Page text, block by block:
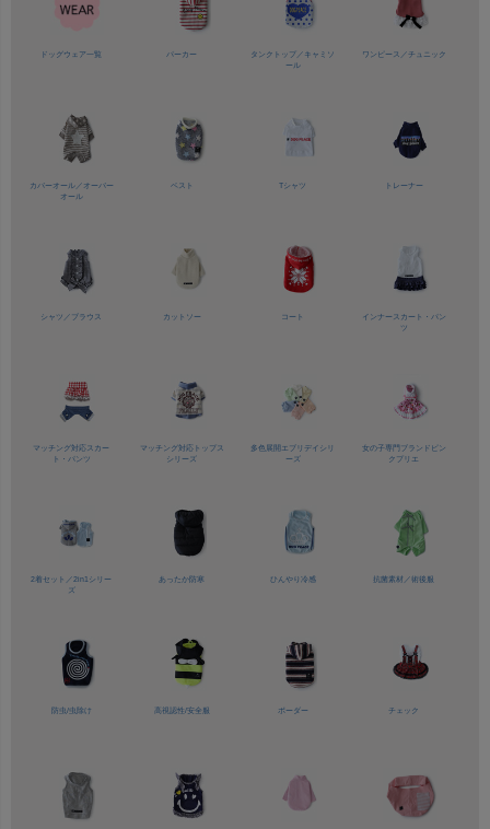
ドッグウェア一覧 パーカー タンクトップ／ キャミソ
ール
ワンピース／チュニック
カバーオール／ オーバー
オール
ベスト Tシャツ トレーナー
シャツ／ ブラウス カットソー コート
インナースカート・パン
ツ
マッチング対応スカー
ト・パンツ
マッチング対応トップス
シリーズ
多色展開 エブリデイシリ
ーズ
女の子専門ブランド ピン
クプリエ
2着セット／2in1シリー
ズ
あったか防寒 ひんやり冷感 抗菌素材／ 術後服
防虫/虫除け 高視認性/安全服 ボーダー チェック